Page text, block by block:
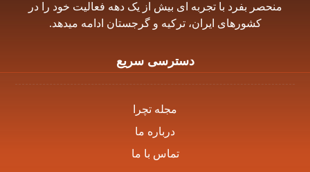
منحصر بفرد با تجربه اى بيش از يک دهه فعاليت خود را در
كشورهاى ايران، تركيه و گرجستان ادامه ميدهد.
دسترسی سریع
مجله تچرا
درباره ما
تماس با ما